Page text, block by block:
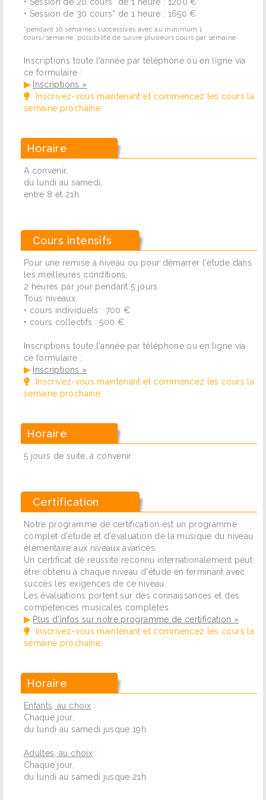
• Session de 30 cours* de 1 heure : 1650 €
*pendant 10 semaines successives avec au minimum 1
cours/semaine, possibilité de suivre plusieurs cours par semaine
Inscriptions toute l'année par téléphone ou en ligne via
ce formulaire :
▶ Inscriptions »
Inscrivez-vous maintenant et commencez les cours la
semaine prochaine.
Horaire
A convenir,
du lundi au samedi,
entre 8 et 21h.
Cours intensifs
Pour une remise à niveau ou pour démarrer l'étude dans
les meilleures conditions.
2 heures par jour pendant 5 jours.
Tous niveaux.
• cours individuels : 700 €
• cours collectifs : 500 €
Inscriptions toute l'année par téléphone ou en ligne via
ce formulaire :
▶ Inscriptions »
Inscrivez-vous maintenant et commencez les cours la
semaine prochaine.
Horaire
5 jours de suite, à convenir.
Certification
Notre programme de certification est un programme
complet d'étude et d'évaluation de la musique du niveau
élémentaire aux niveaux avancés.
Un certificat de réussite reconnu internationalement peut
être obtenu à chaque niveau d'étude en terminant avec
succès les exigences de ce niveau.
Les évaluations portent sur des connaissances et des
compétences musicales complètes.
▶ Plus d'infos sur notre programme de certification »
Inscrivez-vous maintenant et commencez les cours la
semaine prochaine.
Horaire
Enfants, au choix:
Chaque jour,
du lundi au samedi jusque 19h.
Adultes, au choix:
Chaque jour,
du lundi au samedi jusque 21h.